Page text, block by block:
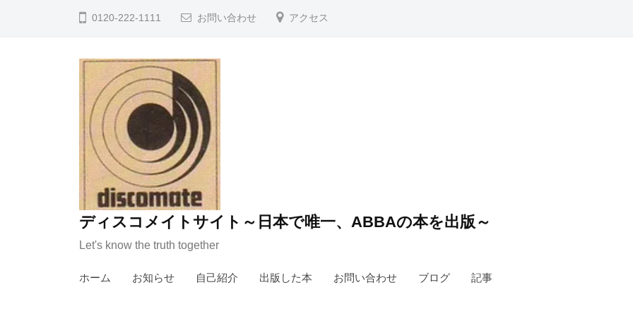
0120-222-1111 お問い合わせ アクセス
ディスコメイトサイト～日本で唯一、ABBAの本を出版～
Let's know the truth together
ホーム お知らせ 自己紹介 出版した本 お問い合わせ ブログ 記事